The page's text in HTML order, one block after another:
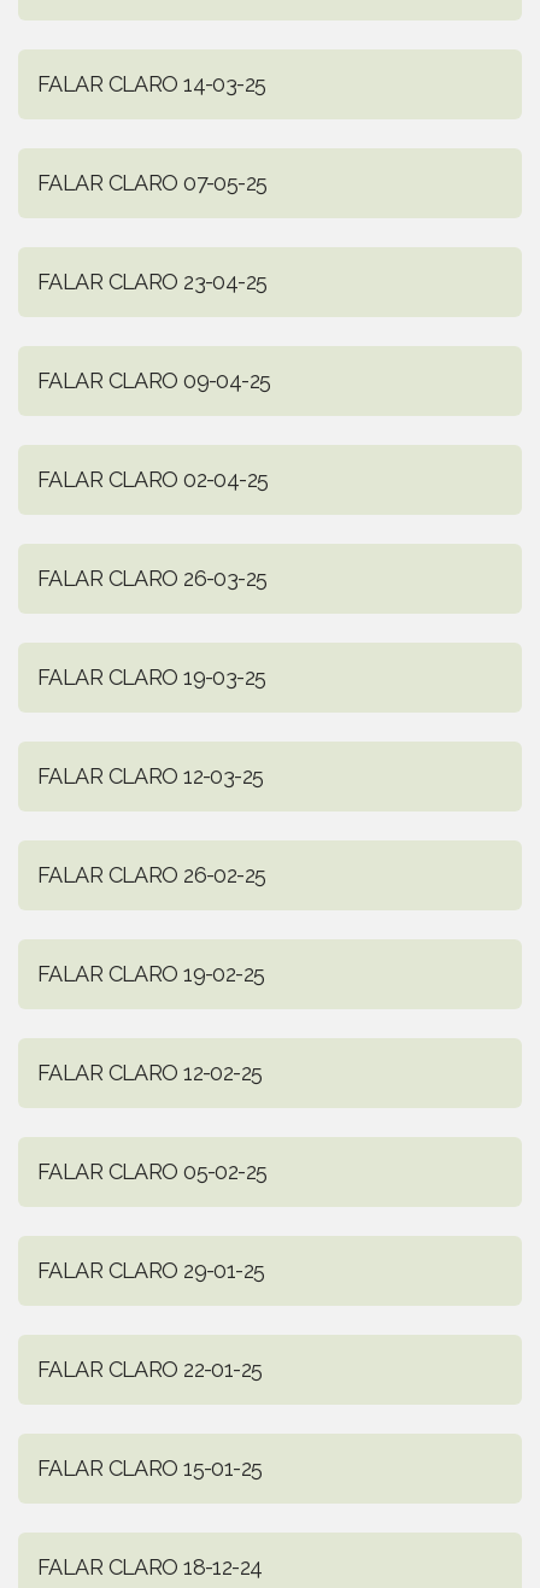
FALAR CLARO 14-03-25
FALAR CLARO 07-05-25
FALAR CLARO 23-04-25
FALAR CLARO 09-04-25
FALAR CLARO 02-04-25
FALAR CLARO 26-03-25
FALAR CLARO 19-03-25
FALAR CLARO 12-03-25
FALAR CLARO 26-02-25
FALAR CLARO 19-02-25
FALAR CLARO 12-02-25
FALAR CLARO 05-02-25
FALAR CLARO 29-01-25
FALAR CLARO 22-01-25
FALAR CLARO 15-01-25
FALAR CLARO 18-12-24